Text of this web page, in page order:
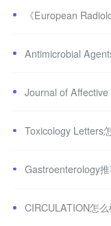
《European
Antimicrobial
Journal of
Toxicology Letters
Gastroenterology推
CIRCULATION怎